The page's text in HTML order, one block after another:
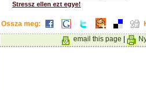
Stressz ellen ezt egye!
Ossza meg:
email this page